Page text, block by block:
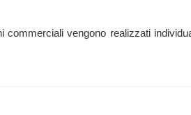
vengono realizzati